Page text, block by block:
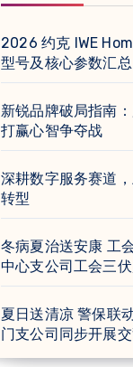
2026 约克 IWE
型号及核心参数汇总
新锐品牌破局指南
打赢心智争夺战
深耕数字服务赛道
转型
冬病夏治送安康 工
中心支公司工会三
夏日送清凉 警保联
门支公司同步开展